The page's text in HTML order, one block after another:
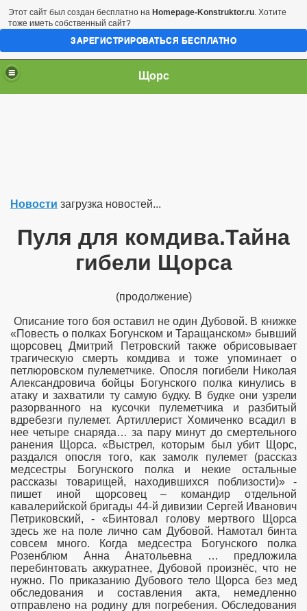
Щорс
Новости загрузка новостей...
Пуля для комдива.Тайна
гибели Щорса
(продолжение)
Описание того боя оставил не один Дубовой. В книжке
«Повесть о полках Богунском и Таращанском» бывший
щорсовец Дмитрий Петровский также обрисовывает
трагическую смерть комдива и тоже упоминает о
петлюровском пулеметчике. Опосля погибели Николая
Александровича бойцы Богунского полка кинулись в
атаку и захватили ту самую будку. В будке они узрели
разорванного на кусочки пулеметчика и разбитый
вдребезги пулемет. Артиллерист Хомиченко всадил в
нее четыре снаряда… за пару минут до смертельного
ранения Щорса. «Выстрел, которым был убит Щорс,
раздался опосля того, как замолк пулемет (рассказ
медсестры Богунского полка и некие остальные
рассказы товарищей, находившихся поблизости)» -
пишет иной щорсовец – командир отдельной
кавалерийской бригады 44-й дивизии Сергей Иванович
Петриковский, - «Бинтовал голову мертвого Щорса
здесь же на поле лично сам Дубовой. Намотал бинта
совсем много. Когда медсестра Богунского полка
Розенблюм Анна Анатольевна … предложила
перебинтовать аккуратнее, Дубовой произнёс, что не
нужно. По приказанию Дубового тело Щорса без мед
обследования и составления акта, немедленно
отправлено на родину для погребения. Обследования
Этот сайт был создан бесплатно на Homepage-Konstruktor.ru. Хотите
тоже иметь собственный сайт?
ЗАРЕГИСТРИРОВАТЬСЯ БЕСПЛАТНО